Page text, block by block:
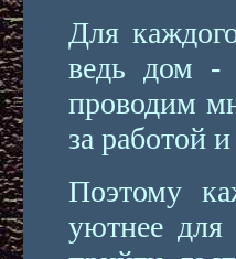
Для
ведь дом -
проводим
за работой
Поэтому
уютнее для